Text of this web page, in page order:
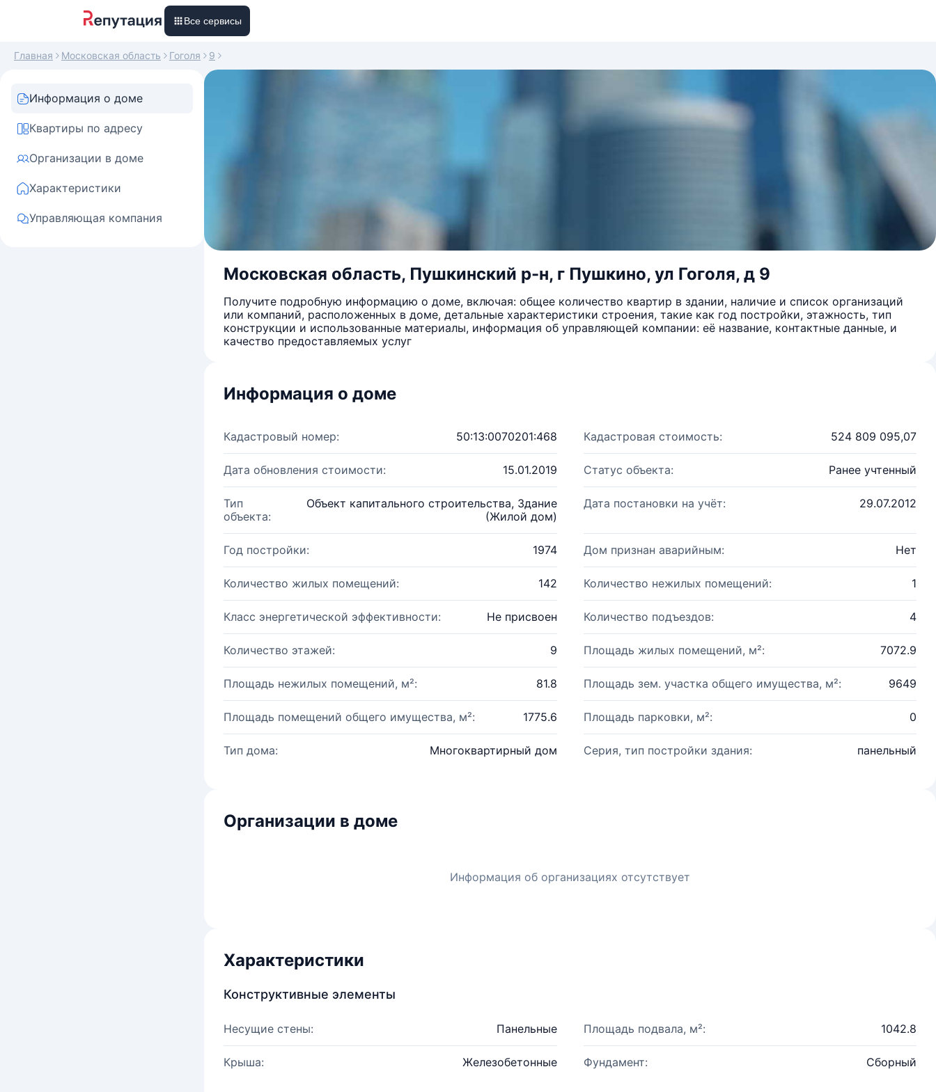
Все сервисы
Главная Московская область Гоголя 9
Информация о доме
Квартиры по адресу
Организации в доме
Характеристики
Управляющая компания
Московская область, Пушкинский р-н, г Пушкино, ул Гоголя, д 9
Получите подробную информацию о доме, включая: общее количество квартир в здании, наличие и список организаций
или компаний, расположенных в доме, детальные характеристики строения, такие как год постройки, этажность, тип
конструкции и использованные материалы, информация об управляющей компании: её название, контактные данные, и
качество предоставляемых услуг
Информация о доме
Кадастровый номер: 50:13:0070201:468 Кадастровая стоимость: 524 809 095,07
Дата обновления стоимости: 15.01.2019 Статус объекта: Ранее учтенный
Тип
объекта:
Объект капитального строительства, Здание
(Жилой дом)
Дата постановки на учёт: 29.07.2012
Год постройки: 1974 Дом признан аварийным: Нет
Количество жилых помещений: 142 Количество нежилых помещений: 1
Класс энергетической эффективности: Не присвоен Количество подъездов: 4
Количество этажей: 9 Площадь жилых помещений, м²: 7072.9
Площадь нежилых помещений, м²: 81.8 Площадь зем. участка общего имущества, м²: 9649
Площадь помещений общего имущества, м²: 1775.6 Площадь парковки, м²: 0
Тип дома: Многоквартирный дом Серия, тип постройки здания: панельный
Организации в доме
Информация об организациях отсутствует
Характеристики
Конструктивные элементы
Несущие стены: Панельные Площадь подвала, м²: 1042.8
Крыша: Железобетонные Фундамент: Сборный